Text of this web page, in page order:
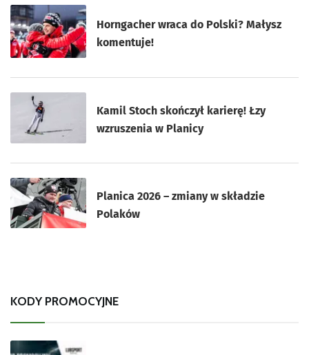
Horngacher wraca do Polski? Małysz
komentuje!
Kamil Stoch skończył karierę! Łzy
wzruszenia w Planicy
Planica 2026 – zmiany w składzie
Polaków
KODY PROMOCYJNE